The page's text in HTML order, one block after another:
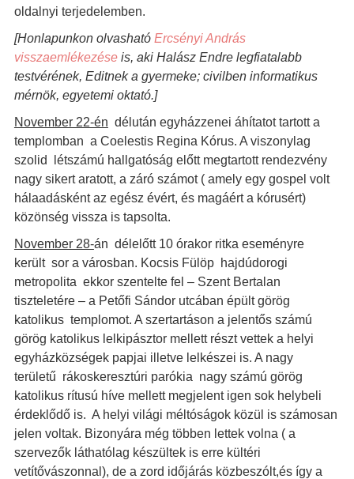
oldalnyi terjedelemben.
[Honlapunkon olvasható Ercsényi András
visszaemlékezéseis, aki Halász Endre legfiatalabb
testvérének, Editnek a gyermeke; civilben informatikus
mérnök, egyetemi oktató.]
November 22-én délután egyházzenei áhítatot tartott a
templomban a Coelestis Regina Kórus. A viszonylag
szolid létszámú hallgatóság előtt megtartott rendezvény
nagy sikert aratott, a záró számot ( amely egy gospel volt
hálaadásként az egész évért, és magáért a kórusért)
közönség vissza is tapsolta.
November 28-án délelőtt 10 órakor ritka eseményre
került sor a városban. Kocsis Fülöp hajdúdorogi
metropolita ekkor szentelte fel – Szent Bertalan
tiszteletére – a Petőfi Sándor utcában épült görög
katolikus templomot. A szertartáson a jelentős számú
görög katolikus lelkipásztor mellett részt vettek a helyi
egyházközségek papjai illetve lelkészei is. A nagy
területű rákoskeresztúri parókia nagy számú görög
katolikus rítusú híve mellett megjelent igen sok helybeli
érdeklődő is. A helyi világi méltóságok közül is számosan
jelen voltak. Bizonyára még többen lettek volna ( a
szervezők láthatólag készültek is erre kültéri
vetítővászonnal), de a zord időjárás közbeszólt,és így a